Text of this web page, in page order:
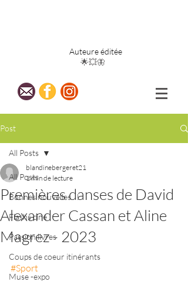
Auteure éditée
🌟💥🦋
Post
All Posts
Bonnes nouvelles...!
Flashs ciné
Passion livres
Coups de coeur itinérants
Muse -expo
All Posts
Premières danses de David
Alexander Cassan et Aline
Magrez - 2023
blandinebergeret21
1 min de lecture
#Sport